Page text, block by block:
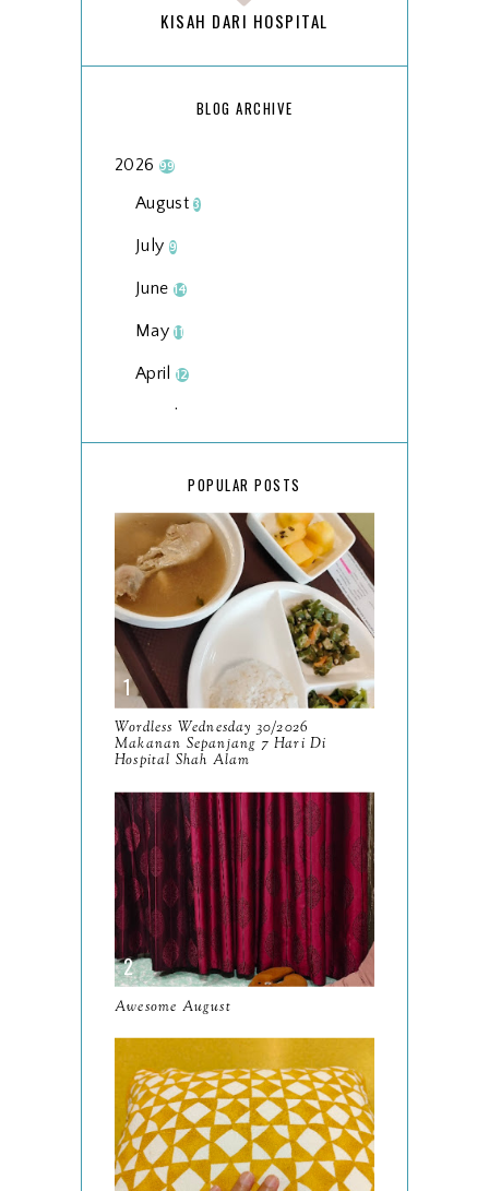
KISAH DARI HOSPITAL
BLOG ARCHIVE
2026 99
August3
July 9
June 14
May11
April 12
March
2025134
December15
November
October
September
August8
July 14
June 10
May 9
April 9
March11
February8
2024130
December19
POPULAR POSTS
Wordless Wednesday 30/2026
Makanan Sepanjang 7 Hari Di
Hospital Shah Alam
Awesome August